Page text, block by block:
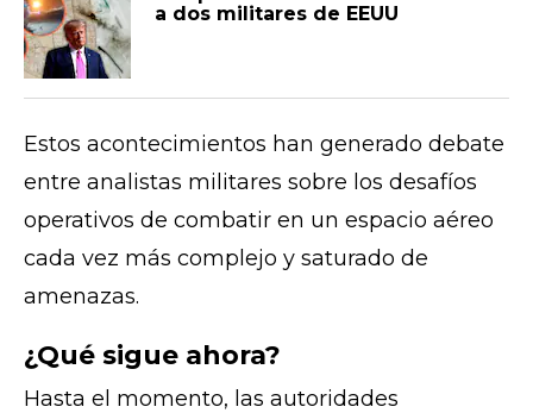
a dos militares de EEUU
Estos acontecimientos han generado debate
entre analistas militares sobre los desafíos
operativos de combatir en un espacio aéreo
cada vez más complejo y saturado de
amenazas.
¿Qué sigue ahora?
Hasta el momento, las autoridades